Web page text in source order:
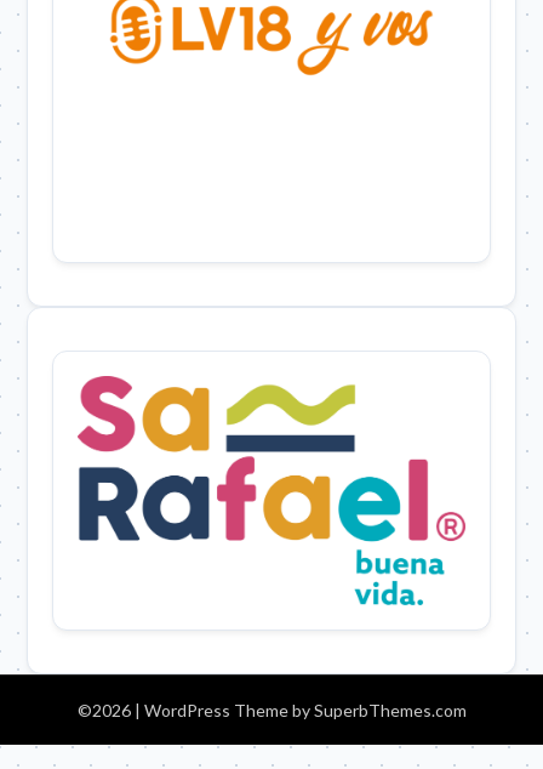
©2026 | WordPress Theme bySuperbThemes.com